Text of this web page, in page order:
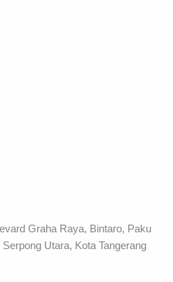
Graha Raya, Bintaro, Paku
Utara, Kota Tangerang